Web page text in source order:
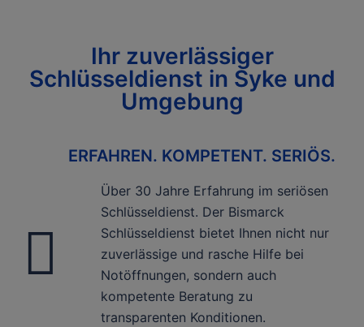
Ihr zuverlässiger
Schlüsseldienst in Syke und
Umgebung
ERFAHREN. KOMPETENT. SERIÖS.
Über 30 Jahre Erfahrung im seriösen
Schlüsseldienst. Der Bismarck
Schlüsseldienst bietet Ihnen nicht nur
zuverlässige und rasche Hilfe bei
Notöffnungen, sondern auch
kompetente Beratung zu
transparenten Konditionen.